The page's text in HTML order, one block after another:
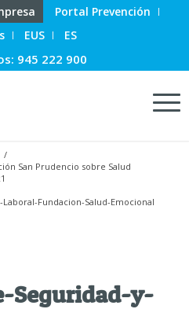
Portal Prevención
EUS ES
945 222 900
/
San Prudencio sobre Salud
Fundacion-Salud-Emocional
Seguridad-y-